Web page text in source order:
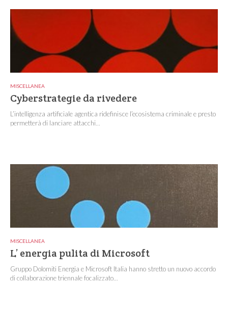
MISCELLANEA
Cyberstrategie da rivedere
L’intelligenza artificiale agentica ridefinisce l’ecosistema criminale e presto
permetterà di lanciare attacchi...
MISCELLANEA
L’ energia pulita di Microsoft
Gruppo Dolomiti Energia e Microsoft Italia hanno stretto un nuovo accordo
di collaborazione triennale focalizzato...